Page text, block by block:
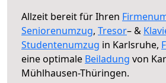
Allzeit bereit für Ihren
Seniorenumzug, Tresor– &
Studentenumzug in Karlsruhe,
eine optimale Beiladung von
Mühlhausen-Thüringen.